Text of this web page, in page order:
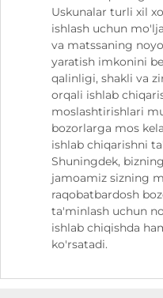
Uskunalar turli xil
ishlash uchun
va matssaning
yaratish imkonini
qalinligi, shakli va
orqali ishlab
moslashtirishlari
bozorlarga mos
ishlab chiqarishni
Shuningdek,
jamoamiz sizning
raqobatbardosh
ta'minlash uchun
ishlab chiqishda
ko'rsatadi.